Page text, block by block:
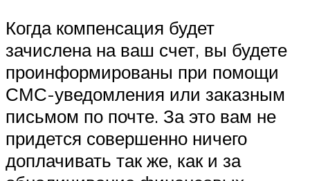
Когда компенсация будет
зачислена на ваш счет, вы будете
проинформированы при помощи
СМС-уведомления или заказным
письмом по почте. За это вам не
придется совершенно ничего
доплачивать так же, как и за